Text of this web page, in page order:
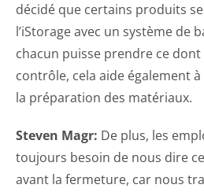
décidé que certains produits
l’iStorage avec un système de
chacun puisse prendre ce
contrôle, cela aide également
la préparation des matériaux.
Steven Magr: De plus, les
toujours besoin de nous dire
avant la fermeture, car nous